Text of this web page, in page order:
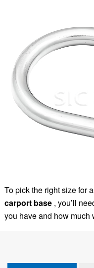
To pick the right size for a
carport base , you’ll
you have and how much